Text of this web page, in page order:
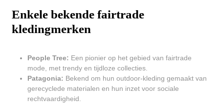
Enkele bekende fairtrade
kledingmerken
People Tree: Een pionier op het gebied van fairtrade
mode, met trendy en tijdloze collecties.
Patagonia: Bekend om hun outdoor-kleding gemaakt van
gerecyclede materialen en hun inzet voor sociale
rechtvaardigheid.